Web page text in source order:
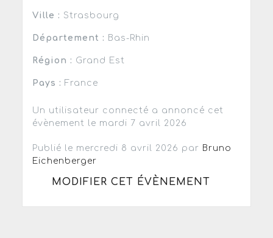
Ville : Strasbourg
Département : Bas-Rhin
Région : Grand Est
Pays : France
Un utilisateur connecté a annoncé cet
évènement le mardi 7 avril 2026
Publié le mercredi 8 avril 2026 par Bruno
Eichenberger
MODIFIER CET ÉVÈNEMENT